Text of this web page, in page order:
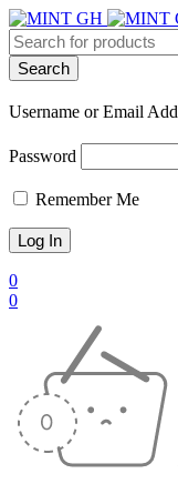
Username or Email
Password
Remember Me
0
0